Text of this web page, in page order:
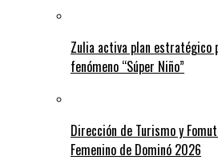
Zulia activa plan
fenómeno “Súper Niño”
Dirección de Turismo y
Femenino de Dominó 2026